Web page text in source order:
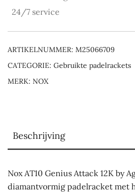
24/7 service
ARTIKELNUMMER: M25066709
CATEGORIE: Gebruikte padelrackets
MERK: NOX
Beschrijving
Nox AT10 Genius Attack 12K by
diamantvormig padelracket met